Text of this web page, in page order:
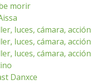
morir
luces, cámara, acción
luces, cámara, acción
luces, cámara, acción
Danxce